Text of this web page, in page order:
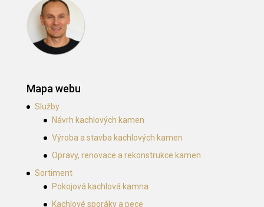
Mapa webu
Služby
Návrh kachlových kamen
Výroba a stavba kachlových kamen
Opravy, renovace a rekonstrukce kamen
Sortiment
Pokojová kachlová kamna
Kachlové sporáky a pece